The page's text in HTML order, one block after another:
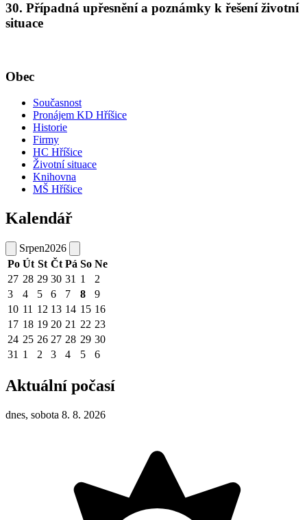
30. Případná upřesnění a poznámky k řešení životní
situace
Obec
Současnost
Pronájem KD Hříšice
Historie
Firmy
HC Hříšice
Životní situace
Knihovna
MŠ Hříšice
Kalendář
Srpen2026
Po Út St Čt Pá So Ne
27 28 29 30 31 1
2
3
4 5 6 7 8
9
10 11 12 13 14 15 16
17 18 19 20 21 22 23
24 25 26 27 28 29 30
31 1 2 3 4 5 6
Aktuální počasí
dnes, sobota 8. 8. 2026